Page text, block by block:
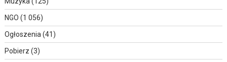
NGO (1 056)
Ogłoszenia(41)
Pobierz (3)